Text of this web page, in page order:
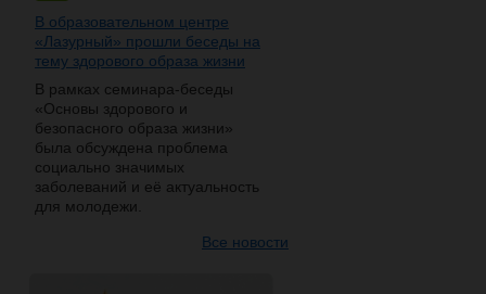
В образовательном центре
«Лазурный» прошли беседы на
тему здорового образа жизни
В рамках семинара-беседы
«Основы здорового и
безопасного образа жизни»
была обсуждена проблема
социально значимых
заболеваний и её актуальность
для молодежи.
Все новости